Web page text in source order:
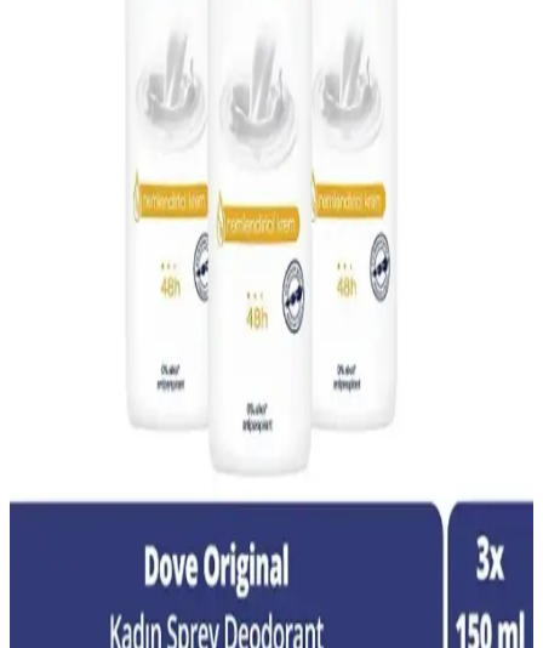
NIVEA Erkek Bakım Seti Nişan Çeyiz Bohça
Sandıklı İçeriği ve Kullanım Özellikleri
NIVEA erkek bakım seti, tıraş, temizlik ve nemlendirme ürünleriyle
dolu, pratik ve yüksek kaliteli bir set olup, günlük bakım
ihtiyaçlarını karşılar ve kullanıcı memnuniyetini sağlar.
Erkek Bakımında Yeni Trendler ve Çevre Dostu
Ürünler Rehberi
Erkek bakım ürünleri, yeni trendler ve çevre dostu seçeneklerle
kişisel bakımda fark yaratıyor. Arko Men, parfüm ve deodorant gibi
ürünler, kalite ve sürdürülebilirliği bir araya getiriyor.
48 Saat Etkili Antiperspirantlar: Günlük Konfor ve
Güvenlik Sağlayan Çözümler
Günlük yaşamda uzun süreli koruma sağlayan antiperspirantlar, ter
yoğun tempolu günlerde güven ve konfor sunar.
Türkiye’de Ailelere Uygun Güvenli ve Doğal İçerikli
Yerli Deodorant Markaları
Türkiye’de ailelerin güvenle kullanabileceği, doğal içerikli ve
kimyasal içermeyen yerli deodorant markaları öne çıkıyor. Bu